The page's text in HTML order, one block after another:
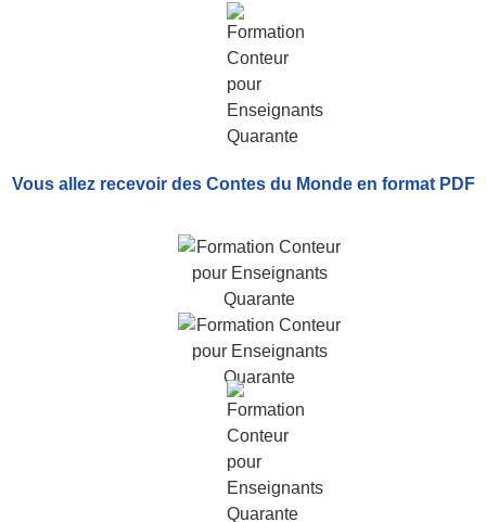
Vous allez recevoir des Contes du Monde en format PDF